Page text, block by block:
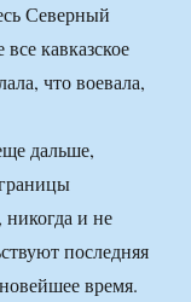
Северный
кавказское
что воевала,
дальше,
и не
последняя
время.